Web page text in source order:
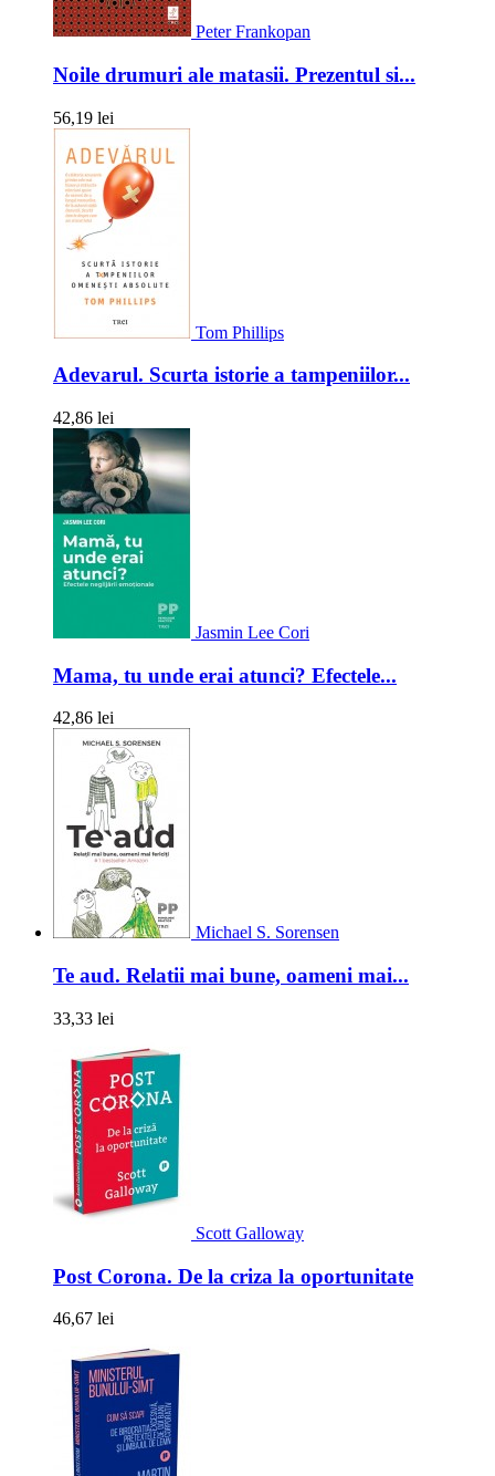
Peter Frankopan
Noile drumuri ale matasii. Prezentul si...
56,19 lei
Tom Phillips
Adevarul. Scurta istorie a tampeniilor...
42,86 lei
Jasmin Lee Cori
Mama, tu unde erai atunci? Efectele...
42,86 lei
Michael S. Sorensen
Te aud. Relatii mai bune, oameni mai...
33,33 lei
Scott Galloway
Post Corona. De la criza la oportunitate
46,67 lei